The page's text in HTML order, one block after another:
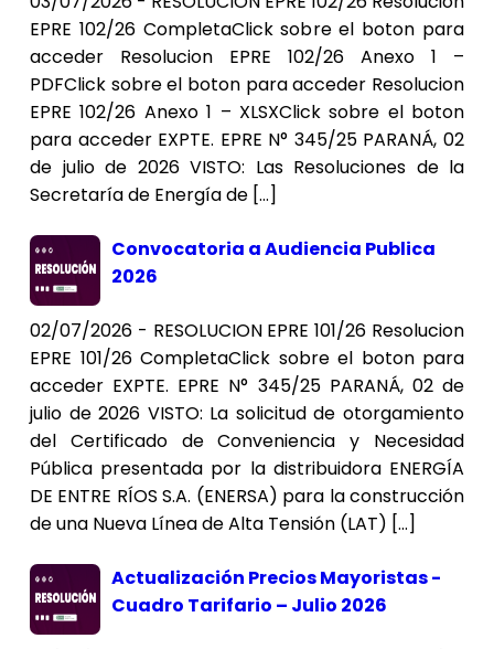
EPRE 102/26 CompletaClick sobre el boton para
acceder Resolucion EPRE 102/26 Anexo 1 –
PDFClick sobre el boton para acceder Resolucion
EPRE 102/26 Anexo 1 – XLSXClick sobre el boton
para acceder EXPTE. EPRE N° 345/25 PARANÁ, 02
de julio de 2026 VISTO: Las Resoluciones de la
Secretaría de Energía de […]
Convocatoria a Audiencia Publica
2026
02/07/2026 - RESOLUCION EPRE 101/26 Resolucion
EPRE 101/26 CompletaClick sobre el boton para
acceder EXPTE. EPRE N° 345/25 PARANÁ, 02 de
julio de 2026 VISTO: La solicitud de otorgamiento
del Certificado de Conveniencia y Necesidad
Pública presentada por la distribuidora ENERGÍA
DE ENTRE RÍOS S.A. (ENERSA) para la construcción
de una Nueva Línea de Alta Tensión (LAT) […]
Actualización Precios Mayoristas -
Cuadro Tarifario – Julio 2026